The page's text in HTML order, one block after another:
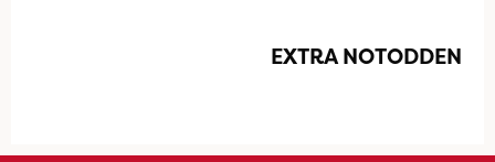
EXTRA NOTODDEN